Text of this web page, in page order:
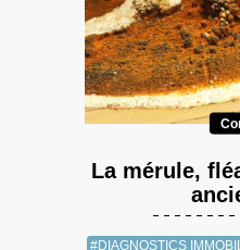
La mérule,
#DIAGNOSTICS